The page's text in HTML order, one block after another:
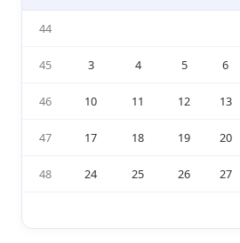
44
45 3 4 5 6
46 10 11 12 13
47 17 18 19 20
48 24 25 26 27